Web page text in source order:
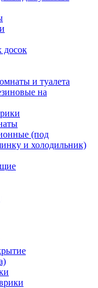
досок
и туалета
на
(под
и холодильник)